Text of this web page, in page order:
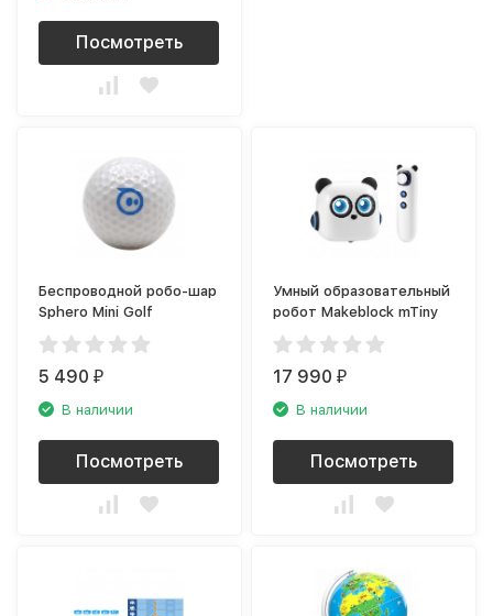
Посмотреть
Беспроводной робо-шар
Sphero Mini Golf
5 490₽
В наличии
Посмотреть
Умный образовательный
робот Makeblock mTiny
17 990₽
В наличии
Посмотреть